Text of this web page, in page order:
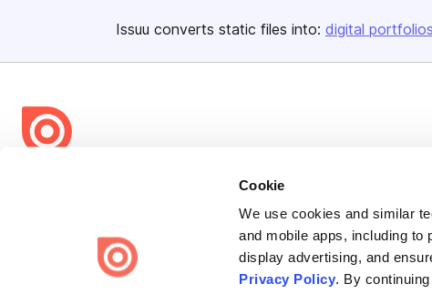
Cookie
We use cookies and similar
and mobile apps, including
display advertising, and
Privacy Policy. By
Issuu converts static files into: digital portfolios
share everywhere.
Issuu turns PDFs and other files into interactive flipbooks and
engaging content for every channel.